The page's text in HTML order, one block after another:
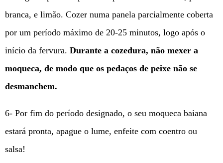
branca, e limão. Cozer numa panela parcialmente coberta
por um período máximo de 20-25 minutos, logo após o
início da fervura. Durante a cozedura, não mexer a
moqueca, de modo que os pedaços de peixe não se
desmanchem.
6- Por fim do período designado, o seu moqueca baiana
estará pronta, apague o lume, enfeite com coentro ou
salsa!